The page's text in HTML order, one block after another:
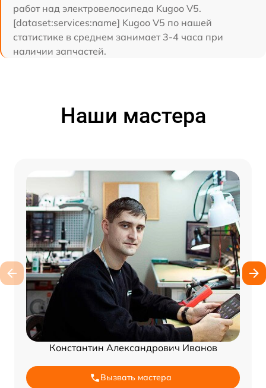
работ над электровелосипеда Kugoo V5.
[dataset:services:name] Kugoo V5 по нашей
статистике в среднем занимает 3-4 часа при
наличии запчастей.
Наши мастера
Константин Александрович Иванов
Вызвать мастера